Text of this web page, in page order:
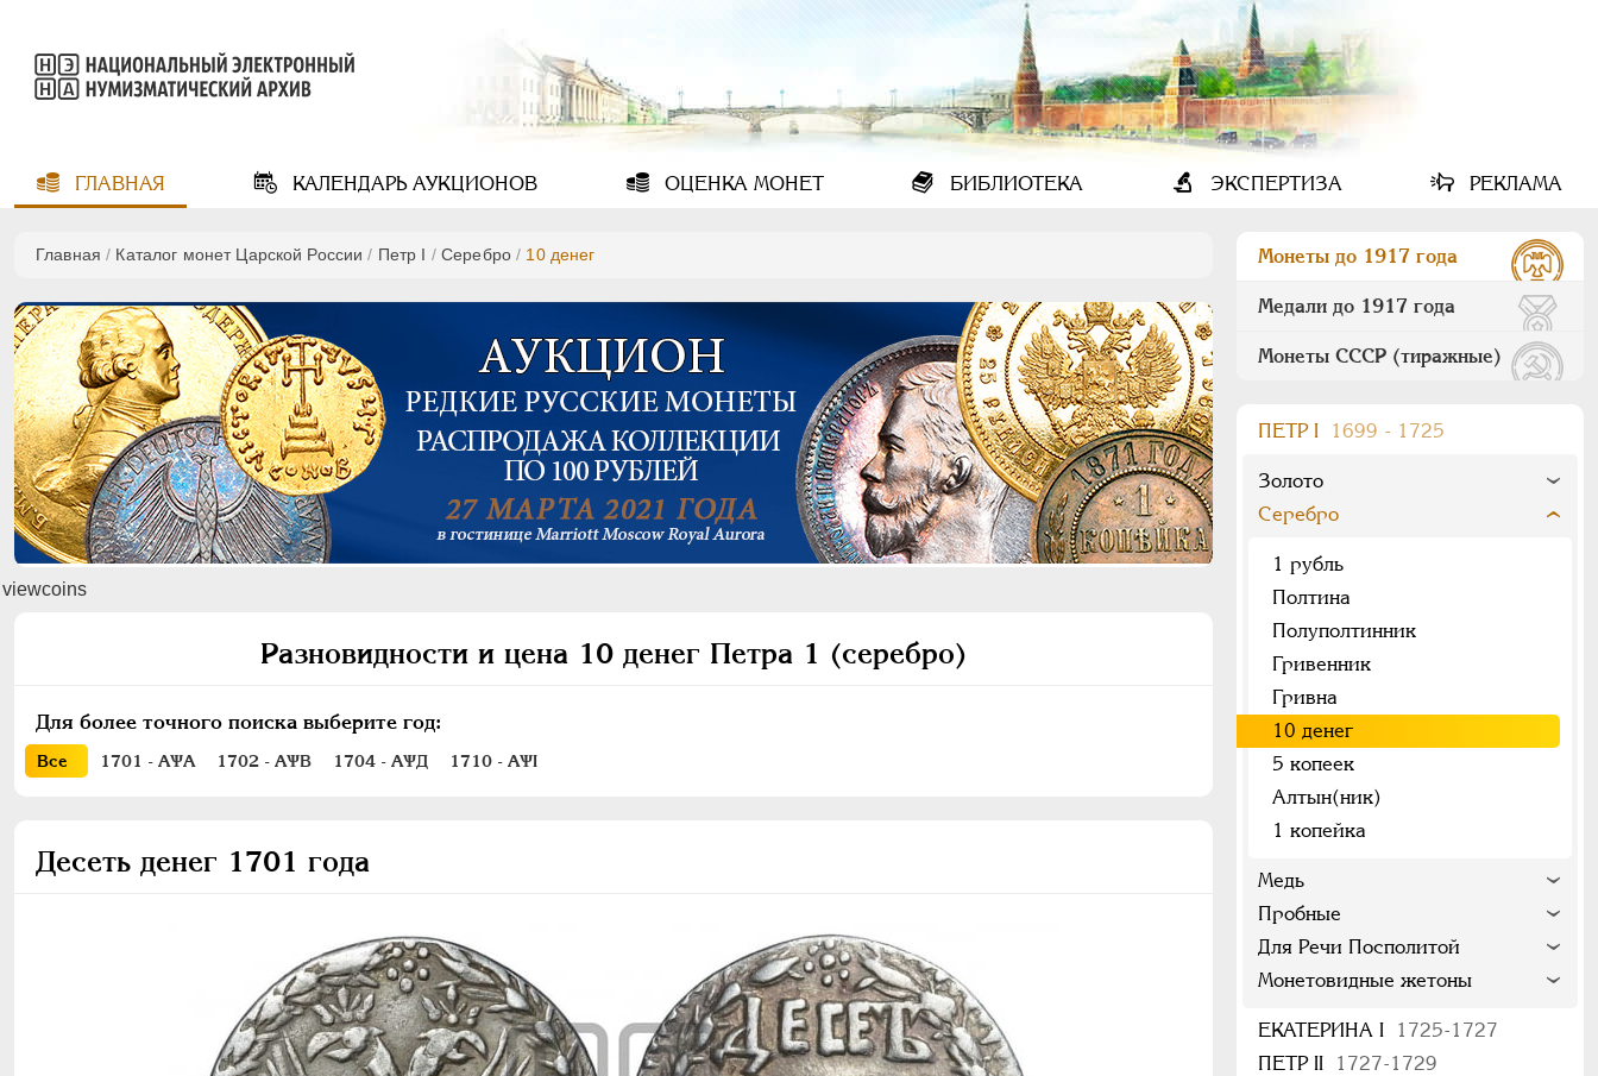
ГЛАВНАЯ КАЛЕНДАРЬАУКЦИОНОВ ОЦЕНКАМОНЕТ БИБЛИОТЕКА ЭКСПЕРТИЗА РЕКЛАМА
Главная / Каталог монет Царской России / Пeтр I /Серебро / 10 денег
viewcoins
Разновидности и цена 10 денег Петра 1 (серебро)
Для более точного поиска выберите год:
Все 1701 - АѰА 1702 - АѰВ 1704 - АѰД 1710 - АѰI
Десеть денег 1701 года
Монеты до 1917 года
Медали до 1917 года
Монеты СССР (тиражные)
ПEТР I 1699 - 1725
Золото
Серебро
1 рубль
Полтина
Полуполтинник
Гривенник
Гривна
10 денег
5 копеек
Алтын(ник)
1 копейка
Медь
Пробные
Для Речи Посполитой
Монетовидные жетоны
ЕКАТЕРИНА I
1725-1727
ПЕТР II
1727-1729